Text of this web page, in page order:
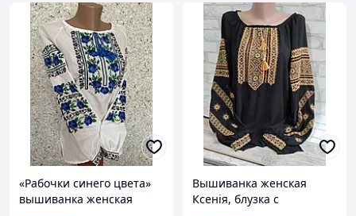
«Рабочки синего цвета»
вышиванка женская
Вышиванка женская
Ксенія, блузка с